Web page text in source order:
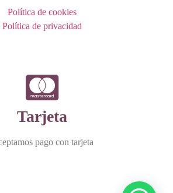
Política de cookies
Política de privacidad
Tarjeta
pago con tarjeta